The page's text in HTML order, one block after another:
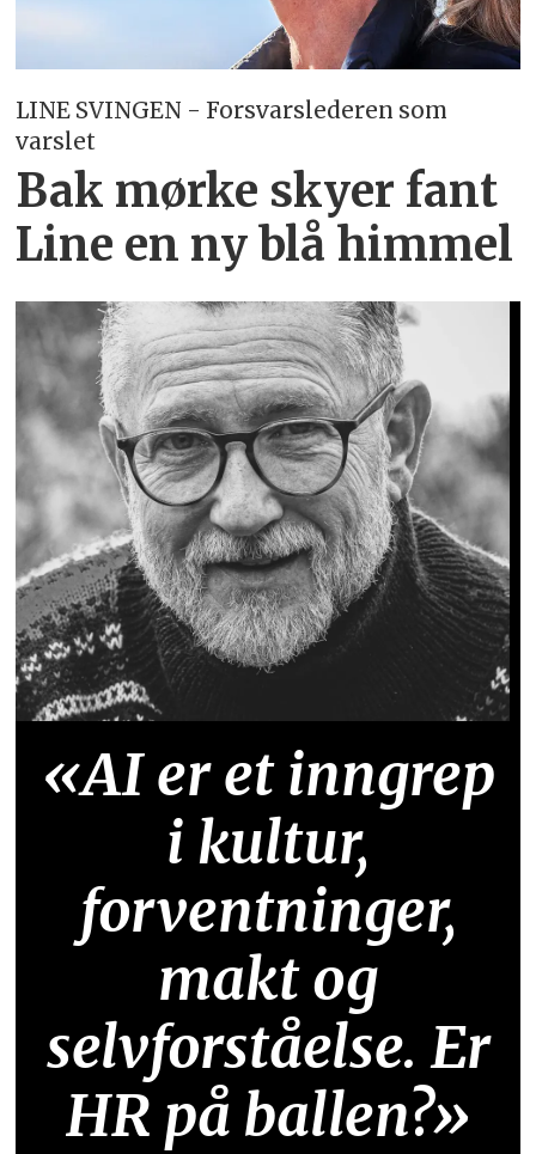
LINE SVINGEN - Forsvarslederen som
varslet
Bak mørke skyer fant
Line en ny blå himmel
«AI er et inngrep
i kultur,
forventninger,
makt og
selvforståelse. Er
HR på ballen?»